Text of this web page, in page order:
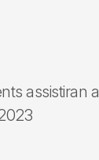
assistiran